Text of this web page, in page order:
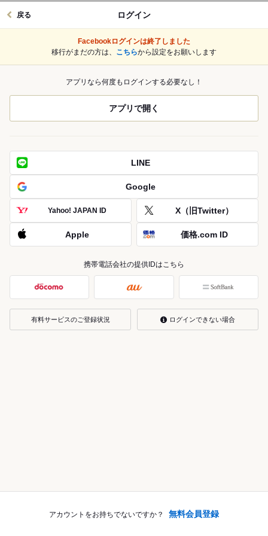
ログイン
戻る
Facebookログインは終了しました
移行がまだの方は、 こちらから設定をお願いします
アプリなら何度もログインする必要なし！
アプリで開く
LINE
Google
Yahoo! JAPAN ID X（旧Twitter）
Apple 価格.com ID
携帯電話会社の提供IDはこちら
有料サービスのご登録状況 ログインできない場合
アカウントをお持ちでないですか？ 無料会員登録